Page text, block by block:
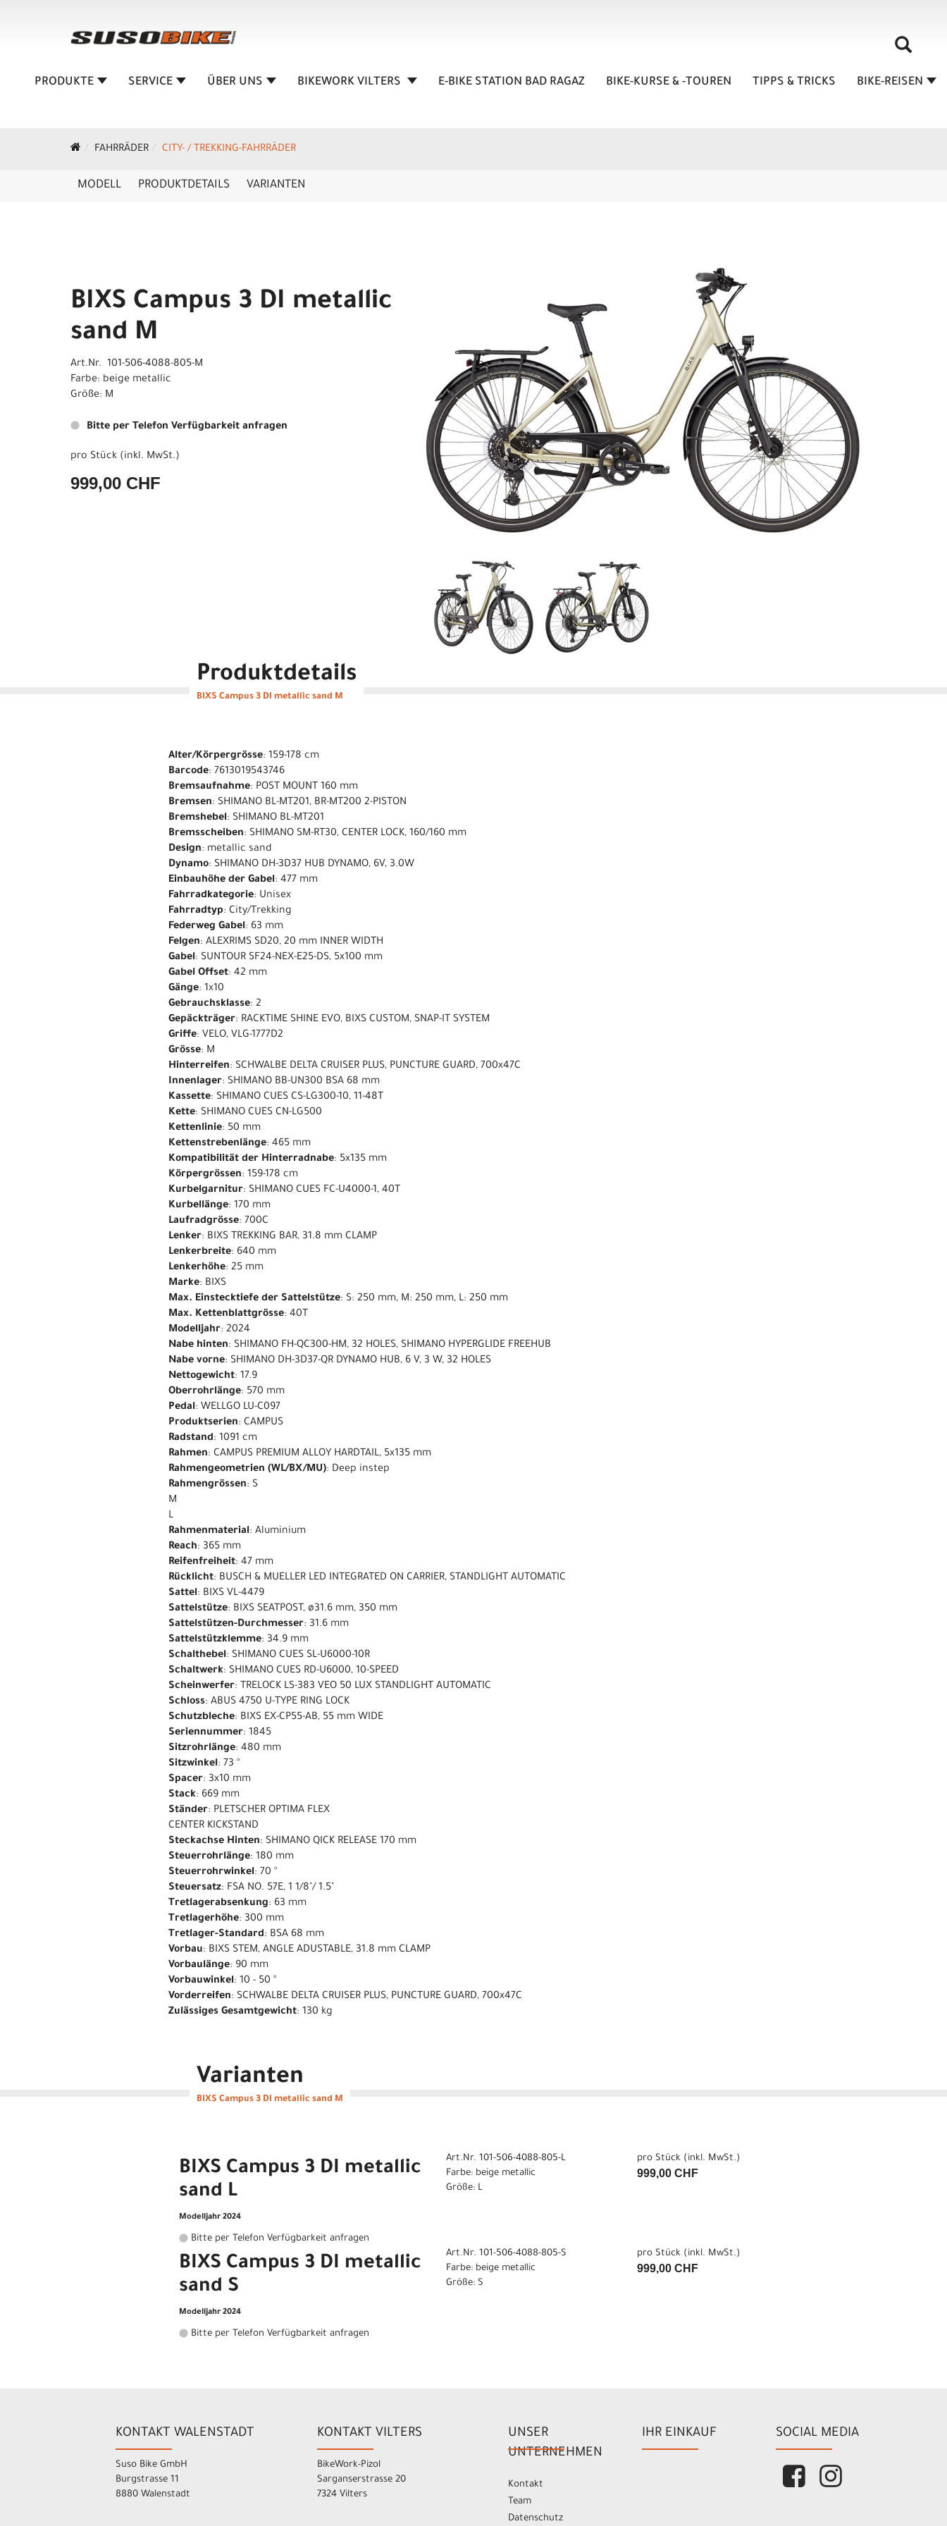
PRODUKTE SERVICE ÜBER UNS BIKEWORK VILTERS E-BIKE STATION BAD RAGAZ BIKE-KURSE & -TOUREN TIPPS & TRICKS BIKE-REISEN
FAHRRÄDER CITY- / TREKKING-FAHRRÄDER
MODELL PRODUKTDETAILS VARIANTEN
BIXS Campus 3 DI metallic
sand M
Art.Nr. 101-506-4088-805-M
Farbe: beige metallic
Größe: M
Bitte per Telefon Verfügbarkeit anfragen
pro Stück (inkl. MwSt.)
999,00 CHF
Produktdetails
BIXS Campus 3 DI metallic sand M
Alter/Körpergrösse: 159-178 cm
Barcode: 7613019543746
Bremsaufnahme: POST MOUNT 160 mm
Bremsen: SHIMANO BL-MT201, BR-MT200 2-PISTON
Bremshebel: SHIMANO BL-MT201
Bremsscheiben: SHIMANO SM-RT30, CENTER LOCK, 160/160 mm
Design: metallic sand
Dynamo: SHIMANO DH-3D37 HUB DYNAMO, 6V, 3.0W
Einbauhöhe der Gabel: 477 mm
Fahrradkategorie: Unisex
Fahrradtyp: City/Trekking
Federweg Gabel: 63 mm
Felgen: ALEXRIMS SD20, 20 mm INNER WIDTH
Gabel: SUNTOUR SF24-NEX-E25-DS, 5x100 mm
Gabel Offset: 42 mm
Gänge: 1x10
Gebrauchsklasse: 2
Gepäckträger: RACKTIME SHINE EVO, BIXS CUSTOM, SNAP-IT SYSTEM
Griffe: VELO, VLG-1777D2
Grösse: M
Hinterreifen: SCHWALBE DELTA CRUISER PLUS, PUNCTURE GUARD, 700x47C
Innenlager: SHIMANO BB-UN300 BSA 68 mm
Kassette: SHIMANO CUES CS-LG300-10, 11-48T
Kette: SHIMANO CUES CN-LG500
Kettenlinie: 50 mm
Kettenstrebenlänge: 465 mm
Kompatibilität der Hinterradnabe: 5x135 mm
Körpergrössen: 159-178 cm
Kurbelgarnitur: SHIMANO CUES FC-U4000-1, 40T
Kurbellänge: 170 mm
Laufradgrösse: 700C
Lenker: BIXS TREKKING BAR, 31.8 mm CLAMP
Lenkerbreite: 640 mm
Lenkerhöhe: 25 mm
Marke: BIXS
Max. Einstecktiefe der Sattelstütze: S: 250 mm, M: 250 mm, L: 250 mm
Max. Kettenblattgrösse: 40T
Modelljahr: 2024
Nabe hinten: SHIMANO FH-QC300-HM, 32 HOLES, SHIMANO HYPERGLIDE FREEHUB
Nabe vorne: SHIMANO DH-3D37-QR DYNAMO HUB, 6 V, 3 W, 32 HOLES
Nettogewicht: 17.9
Oberrohrlänge: 570 mm
Pedal: WELLGO LU-C097
Produktserien: CAMPUS
Radstand: 1091 cm
Rahmen: CAMPUS PREMIUM ALLOY HARDTAIL, 5x135 mm
Rahmengeometrien (WL/BX/MU): Deep instep
Rahmengrössen: S
M
L
Rahmenmaterial: Aluminium
Reach: 365 mm
Reifenfreiheit: 47 mm
Rücklicht: BUSCH & MUELLER LED INTEGRATED ON CARRIER, STANDLIGHT AUTOMATIC
Sattel: BIXS VL-4479
Sattelstütze: BIXS SEATPOST, ø31.6 mm, 350 mm
Sattelstützen-Durchmesser: 31.6 mm
Sattelstützklemme: 34.9 mm
Schalthebel: SHIMANO CUES SL-U6000-10R
Schaltwerk: SHIMANO CUES RD-U6000, 10-SPEED
Scheinwerfer: TRELOCK LS-383 VEO 50 LUX STANDLIGHT AUTOMATIC
Schloss: ABUS 4750 U-TYPE RING LOCK
Schutzbleche: BIXS EX-CP55-AB, 55 mm WIDE
Seriennummer: 1845
Sitzrohrlänge: 480 mm
Sitzwinkel: 73 °
Spacer: 3x10 mm
Stack: 669 mm
Ständer: PLETSCHER OPTIMA FLEX
CENTER KICKSTAND
Steckachse Hinten: SHIMANO QICK RELEASE 170 mm
Steuerrohrlänge: 180 mm
Steuerrohrwinkel: 70 °
Steuersatz: FSA NO. 57E, 1 1/8"/ 1.5"
Tretlagerabsenkung: 63 mm
Tretlagerhöhe: 300 mm
Tretlager-Standard: BSA 68 mm
Vorbau: BIXS STEM, ANGLE ADUSTABLE, 31.8 mm CLAMP
Vorbaulänge: 90 mm
Vorbauwinkel: 10 - 50 °
Vorderreifen: SCHWALBE DELTA CRUISER PLUS, PUNCTURE GUARD, 700x47C
Zulässiges Gesamtgewicht: 130 kg
Varianten
BIXS Campus 3 DI metallic sand M
BIXS Campus 3 DI metallic
sand L
Modelljahr 2024
Bitte per Telefon Verfügbarkeit anfragen
Art.Nr. 101-506-4088-805-L
Farbe: beige metallic
Größe: L
pro Stück (inkl. MwSt.)
999,00 CHF
BIXS Campus 3 DI metallic
sand S
Modelljahr 2024
Bitte per Telefon Verfügbarkeit anfragen
Art.Nr. 101-506-4088-805-S
Farbe: beige metallic
Größe: S
pro Stück (inkl. MwSt.)
999,00 CHF
KONTAKT WALENSTADT
Suso Bike GmbH
Burgstrasse 11
8880 Walenstadt
KONTAKT VILTERS
BikeWork-Pizol
Sarganserstrasse 20
7324 Vilters
UNSER
UNTERNEHMEN
Kontakt
Team
Datenschutz
IHR EINKAUF SOCIAL MEDIA